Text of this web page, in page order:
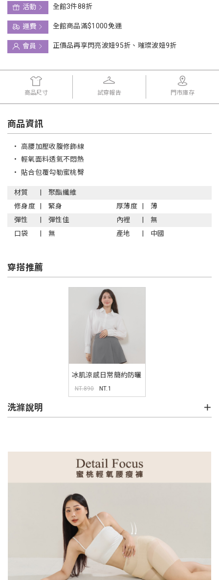
活動
全館3件88折
運費
全館商品滿$1000免運
會員
正價品再享閃亮波妞95折、璀璨波妞9折
商品尺寸 試穿報告 門市庫存
商品資訊
• 高腰加壓收腹修飾線
• 輕氧面料透氣不悶熱
• 貼合包覆勾勒蜜桃臀
材質
聚酯纖維
修身度
緊身 厚薄度
薄
彈性
彈性佳 內裡
無
口袋
無 產地 中國
穿搭推薦
冰肌涼感日常簡約防曬
襯衫
NT.890 NT.1
洗滌說明